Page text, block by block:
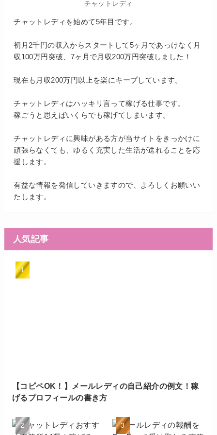
チャットレディ
チャットレディを始めて5年目です。
初月2千円の収入からスタートして5ヶ月であっけなく月
収100万円突破、7ヶ月で月収200万円突破しました！
現在も月収200万円以上を楽にキープしています。
チャットレディはハッキリ言って稼げる仕事です。
稼ごうと思えばいくらでも稼げてしまいます。
チャットレディに興味がある方が当サイトをきっかけに
頑張らなくても、ゆるく充実した生活が送れることを応
援します。
有益な情報を発信していきますので、よろしくお願いい
たします。
人気記事
【コピペOK！】メールレディの自己紹介の例文！稼
げるプロフィールの書き方